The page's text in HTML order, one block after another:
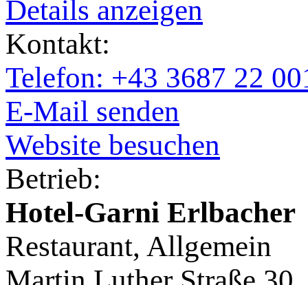
Details anzeigen
Kontakt:
Telefon: +43 3687 22
E-Mail senden
Website besuchen
Betrieb:
Hotel-Garni Erlbacher
Restaurant, Allgemein